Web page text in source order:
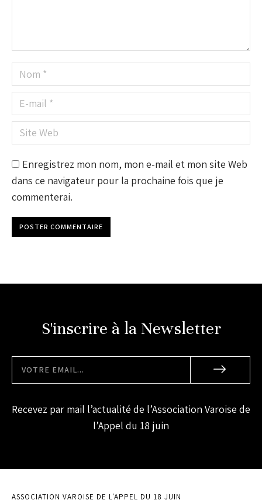
Nom *
E-mail *
Site Web
Enregistrez mon nom, mon e-mail et mon site Web
dans ce navigateur pour la prochaine fois que je
commenterai.
POSTER COMMENTAIRE
S'inscrire à la Newsletter
Recevez par mail l’actualité de l’Association Varoise de
l’Appel du 18 juin
ASSOCIATION VAROISE DE L'APPEL DU 18 JUIN